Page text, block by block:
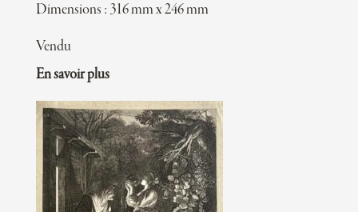
Dimensions : 316 mm x 246 mm
Vendu
En savoir plus